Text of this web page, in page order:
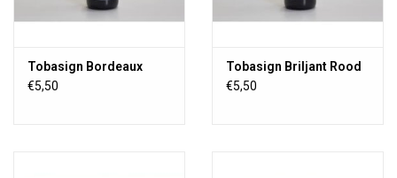
Tobasign Bordeaux
€5,50
Tobasign Briljant Rood
€5,50